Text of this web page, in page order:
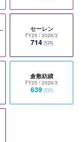
ングス セーレン
FY25 / 2026/3
714万円
倉敷紡績
FY25 / 2026/3
639万円